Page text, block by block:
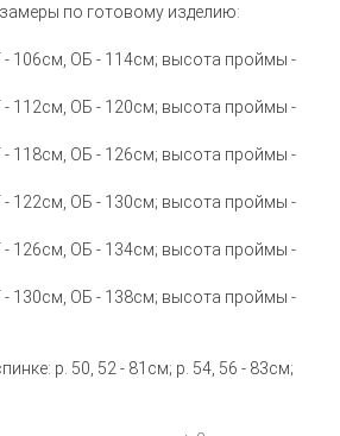
по готовому изделию:
- 106см, ОБ - 114см; высота проймы -
- 112см, ОБ - 120см; высота проймы -
- 118см, ОБ - 126см; высота проймы -
- 122см, ОБ - 130см; высота проймы -
- 126см, ОБ - 134см; высота проймы -
- 130см, ОБ - 138см; высота проймы -
р. 50, 52 - 81см; р. 54, 56 - 83см;